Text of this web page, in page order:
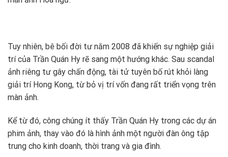
Tuy nhiên, bê bối đời tư năm 2008 đã khiến sự nghiệp giải
trí của Trần Quán Hy rẽ sang một hướng khác. Sau scandal
ảnh riêng tư gây chấn động, tài tử tuyên bố rút khỏi làng
giải trí Hong Kong, từ bỏ vị trí vốn đang rất triển vọng trên
màn ảnh.
Kể từ đó, công chúng ít thấy Trần Quán Hy trong các dự án
phim ảnh, thay vào đó là hình ảnh một người đàn ông tập
trung cho kinh doanh, thời trang và gia đình.